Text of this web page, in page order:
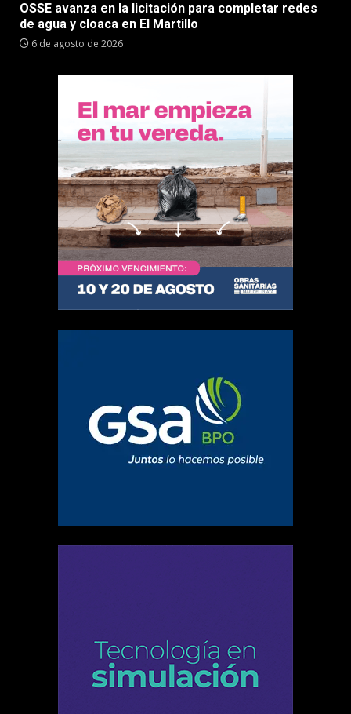
OSSE avanza en la licitación para completar redes
de agua y cloaca en El Martillo
6 de agosto de 2026